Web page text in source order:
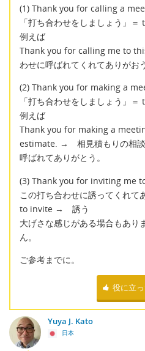
(1) Thank you for calling a
「打ち合わせをしましょう」
例えば
Thank you for calling me to
わせに呼ばれてくれてありがおう
(2) Thank you for making a
「打ち合わせをしましょう」
例えば
Thank you for making a
estimate. → 相見積もりの相談
呼ばれてありがとう。
(3) Thank you for inviting me
この打ち合わせに誘ってくれて
to invite → 誘う
大げさな感じがある場合もあり
ん。
ご参考までに。
役に立
Yuya J. Kato
日本